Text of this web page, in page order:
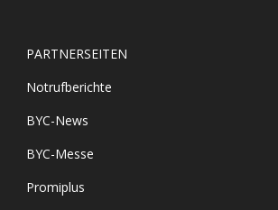
PARTNERSEITEN
Notrufberichte
BYC-News
BYC-Messe
Promiplus